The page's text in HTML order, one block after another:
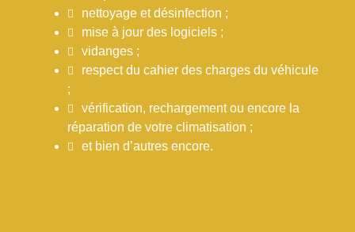
nettoyage et désinfection ;
mise à jour des logiciels ;
vidanges ;
respect du cahier des charges du véhicule
;
vérification, rechargement ou encore la
réparation de votre climatisation ;
et bien d’autres encore.